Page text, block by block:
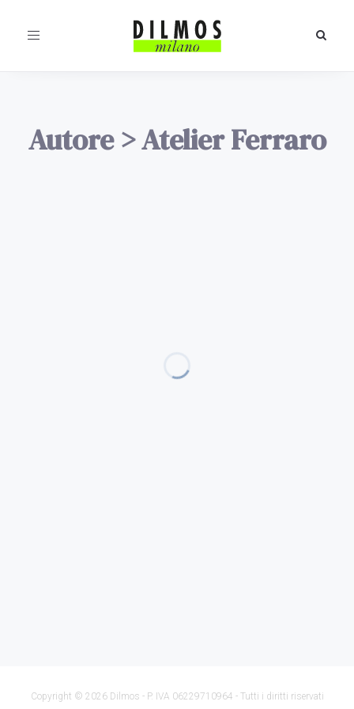
Toggle
Autore>Atelier Ferraro
Copyright © 2026 Dilmos - P. IVA 06229710964 - Tutti i diritti riservati